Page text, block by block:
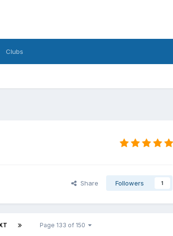
Clubs
Share Followers 1
Page 133 of 150